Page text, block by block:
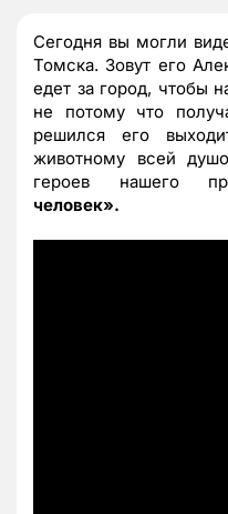
Сегодня вы могли
Томска. Зовут его
едет за город, чтобы
не потому что
решился его
животному всей
героев нашего
человек».